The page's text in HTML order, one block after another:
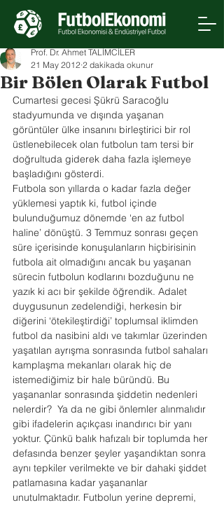
Bir Bölen Olarak Futbol
Prof. Dr. Ahmet TALİMCİLER
21 May 2012 2 dakikada okunur
Cumartesi gecesi Şükrü Saracoğlu
stadyumunda ve dışında yaşanan
görüntüler ülke insanını birleştirici bir rol
üstlenebilecek olan futbolun tam tersi bir
doğrultuda giderek daha fazla işlemeye
başladığını gösterdi.
Futbola son yıllarda o kadar fazla değer
yüklemesi yaptık ki, futbol içinde
bulunduğumuz dönemde ‘en az futbol
haline’ dönüştü. 3 Temmuz sonrası geçen
süre içerisinde konuşulanların hiçbirisinin
futbola ait olmadığını ancak bu yaşanan
sürecin futbolun kodlarını bozduğunu ne
yazık ki acı bir şekilde öğrendik. Adalet
duygusunun zedelendiği, herkesin bir
diğerini ‘ötekileştirdiği’ toplumsal iklimden
futbol da nasibini aldı ve takımlar üzerinden
yaşatılan ayrışma sonrasında futbol sahaları
kamplaşma mekanları olarak hiç de
istemediğimiz bir hale büründü. Bu
yaşananlar sonrasında şiddetin nedenleri
nelerdir?  Ya da ne gibi önlemler alınmalıdır
gibi ifadelerin açıkçası inandırıcı bir yanı
yoktur. Çünkü balık hafızalı bir toplumda her
defasında benzer şeyler yaşandıktan sonra
aynı tepkiler verilmekte ve bir dahaki şiddet
patlamasına kadar yaşananlar
unutulmaktadır. Futbolun yerine depremi,